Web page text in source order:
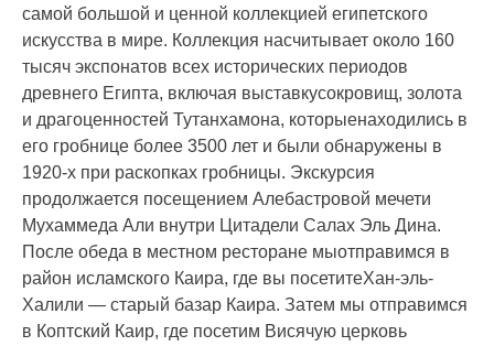
самой большой и ценной коллекцией египетского
искусства в мире. Коллекция насчитывает около 160
тысяч экспонатов всех исторических периодов
древнего Египта, включая выставкусокровищ, золота
и драгоценностей Тутанхамона, которыенаходились в
его гробнице более 3500 лет и были обнаружены в
1920-х при раскопках гробницы. Экскурсия
продолжается посещением Алебастровой мечети
Мухаммеда Али внутри Цитадели Салах Эль Дина.
После обеда в местном ресторане мыотправимся в
район исламского Каира, где вы посетитеХан-эль-
Халили — старый базар Каира. Затем мы отправимся
в Коптский Каир, где посетим Висячую церковь